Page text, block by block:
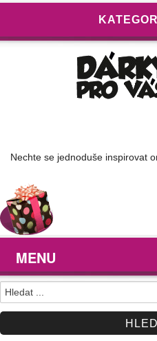
Nechte se jednoduše inspirovat
MENU
Dárky pro ...